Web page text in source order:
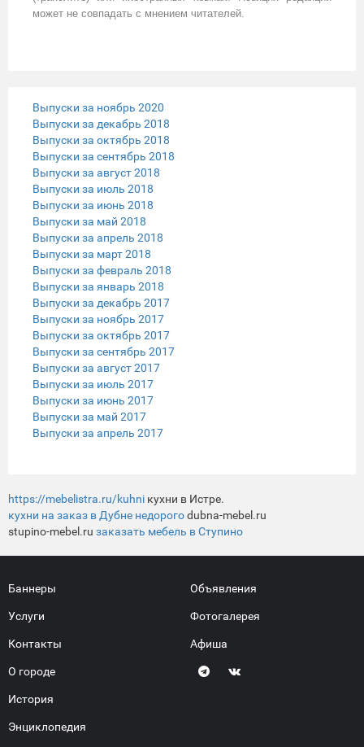
может не совпадать с мнением читателей.
Выпуски за ноябрь 2020
Выпуски за декабрь 2018
Выпуски за октябрь 2018
Выпуски за сентябрь 2018
Выпуски за август 2018
Выпуски за июль 2018
Выпуски за июнь 2018
Выпуски за май 2018
Выпуски за апрель 2018
Выпуски за март 2018
Выпуски за февраль 2018
Выпуски за январь 2018
Выпуски за декабрь 2017
Выпуски за ноябрь 2017
Выпуски за октябрь 2017
Выпуски за сентябрь 2017
Выпуски за август 2017
Выпуски за июль 2017
Выпуски за июнь 2017
Выпуски за май 2017
Выпуски за апрель 2017
https://mebelistra.ru/kuhni кухни в Истре.
кухни на заказ в Дубне недорогоdubna-mebel.ru
stupino-mebel.ru заказать мебель в Ступино
Баннеры
Услуги
Контакты
О городе
История
Энциклопедия
Объявления
Фотогалерея
Афиша